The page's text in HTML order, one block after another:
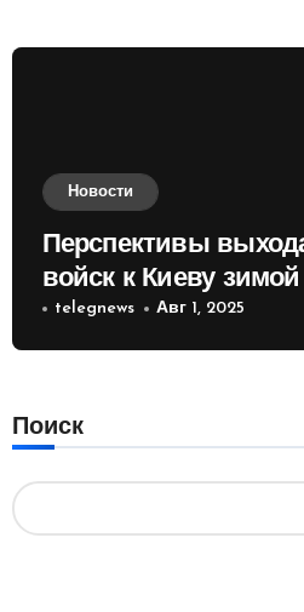
Новости
Перспективы
войск к Киеву
России
telegnews Авг 1, 2025
Поиск